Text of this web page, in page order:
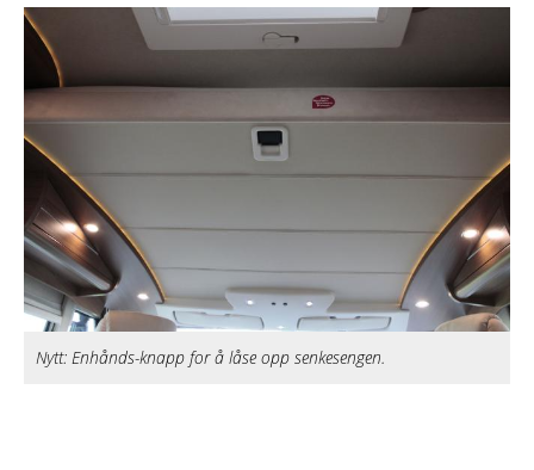
Nytt: Enhånds-knapp for å låse opp senkesengen.